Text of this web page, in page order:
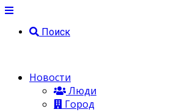
Поиск
Новости
Люди
Город